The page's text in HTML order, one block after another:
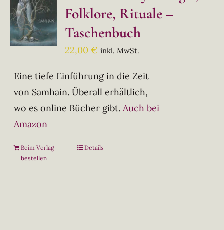
Folklore, Rituale –
Taschenbuch
22,00€ inkl. MwSt.
Eine tiefe Einführung in die Zeit
von Samhain. Überall erhältlich,
wo es online Bücher gibt.Auch bei
Amazon
Beim Verlag
bestellen
Details